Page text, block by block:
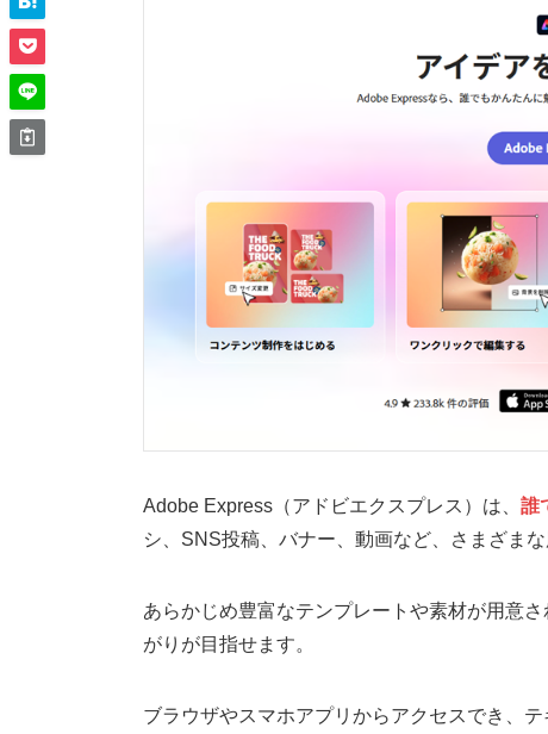
Adobe Express（アドビエクスプレス）は、 誰
シ、SNS投稿、バナー、動画など、さまざまな
あらかじめ豊富なテンプレートや素材が用意
がりが目指せます。
ブラウザやスマホアプリからアクセスでき、